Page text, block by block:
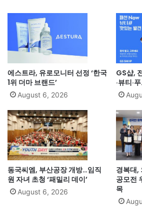
에스트라, 유로모니터 선정 ‘한국
1위 더마 브랜드’
August 6, 2026
GS샵,
·뷰티·
동국씨엠, 부산공장 개방…임직
원 자녀 초청 ‘패밀리 데이’
August 6, 2026
경복대,
공모전
목